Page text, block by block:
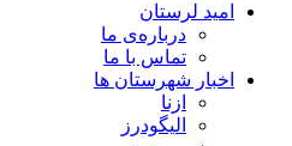
امید لرستان
درباره‌ی ما
تماس با ما
اخبار شهرستان ها
ازنا
الیگودرز